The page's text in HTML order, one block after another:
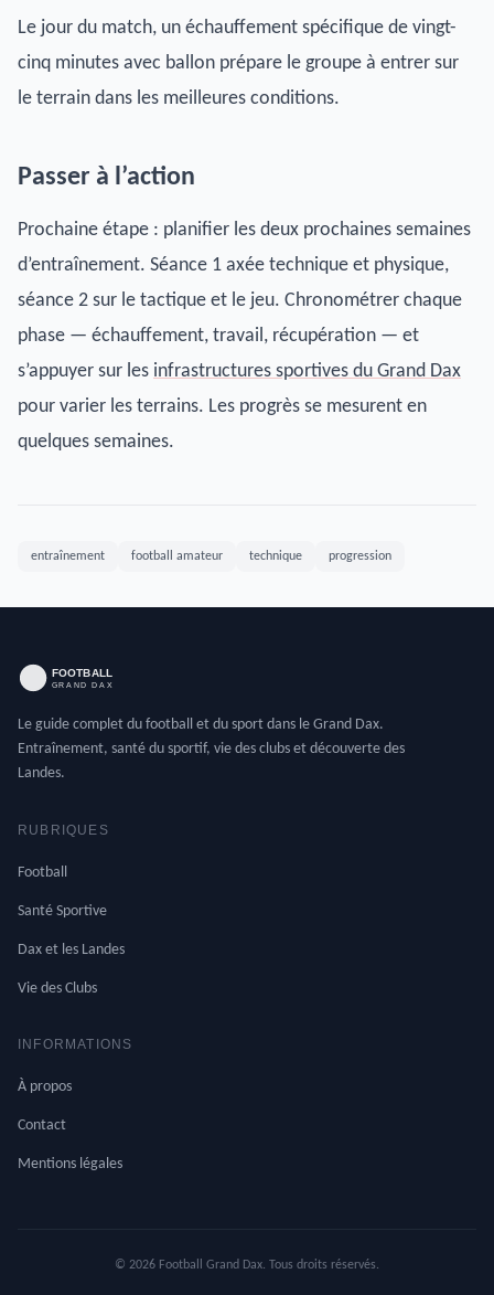
Le jour du match, un échauffement spécifique de vingt-
cinq minutes avec ballon prépare le groupe à entrer sur
le terrain dans les meilleures conditions.
Passer à l’action
Prochaine étape : planifier les deux prochaines semaines
d’entraînement. Séance 1 axée technique et physique,
séance 2 sur le tactique et le jeu. Chronométrer chaque
phase — échauffement, travail, récupération — et
s’appuyer sur les infrastructures sportives du Grand Dax
pour varier les terrains. Les progrès se mesurent en
quelques semaines.
entraînement football amateur technique progression
Le guide complet du football et du sport dans le Grand Dax.
Entraînement, santé du sportif, vie des clubs et découverte des
Landes.
RUBRIQUES
Football
Santé Sportive
Dax et les Landes
Vie des Clubs
INFORMATIONS
À propos
Contact
Mentions légales
© 2026 Football Grand Dax. Tous droits réservés.